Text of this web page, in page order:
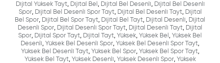
Dijital Yüksek Tayt, Dijital Bel , Dijital Bel Desenli, Dijital Bel Desenli
Spor, Dijital Bel Desenli Spor Tayt, Dijital Bel Desenli Tayt, Dijital
Bel Spor, Dijital Bel Spor Tayt, Dijital Bel Tayt, Dijital Desenli, Dijital
Desenli Spor, Dijital Desenli Spor Tayt, Dijital Desenli Tayt, Dijital
Spor, Dijital Spor Tayt, Dijital Tayt, Yüksek, Yüksek Bel , Yüksek Bel
Desenli, Yüksek Bel Desenli Spor, Yüksek Bel Desenli Spor Tayt,
Yüksek Bel Desenli Tayt, Yüksek Bel Spor, Yüksek Bel Spor Tayt,
Yüksek Bel Tayt, Yüksek Desenli, Yüksek Desenli Spor, Yüksek